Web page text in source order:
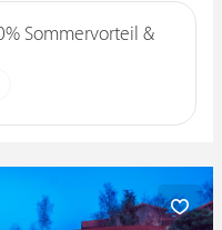
Sommervorteil &